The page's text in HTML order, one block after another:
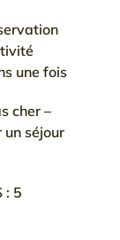
une fois
cher –
séjour
: 5